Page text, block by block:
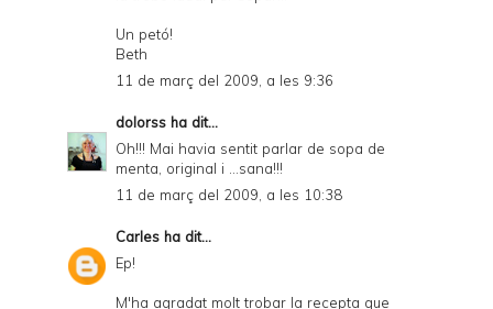
Un petó!
Beth
11 de març del 2009, a les 9:36
dolorss ha dit...
Oh!!! Mai havia sentit parlar de sopa de
menta, original i ...sana!!!
11 de març del 2009, a les 10:38
Carles ha dit...
Ep!
M'ha agradat molt trobar la recepta que